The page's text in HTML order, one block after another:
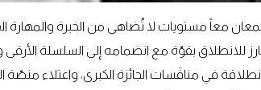
معاً مستويات لا تُضاهى من الخبرة والمهارة
1‘ في موقع بارز للانطلاق بقوّة مع انضمامه إلى السلسلة